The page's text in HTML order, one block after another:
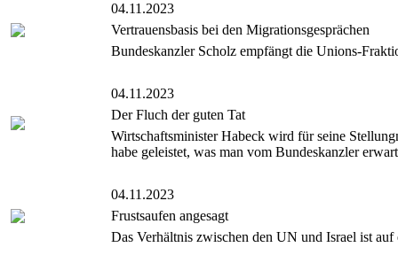
04.11.2023
Vertrauensbasis bei den Migrationsgesprächen
Bundeskanzler Scholz empfängt die Unions-
04.11.2023
Der Fluch der guten Tat
Wirtschaftsminister Habeck wird für seine
habe geleistet, was man vom Bundeskanzler
04.11.2023
Frustsaufen angesagt
Das Verhältnis zwischen den UN und Israel ist